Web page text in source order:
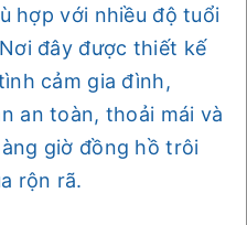
hợp với nhiều độ tuổi
đây được thiết kế
cảm gia đình,
an toàn, thoải mái và
giờ đồng hồ trôi
rộn rã.